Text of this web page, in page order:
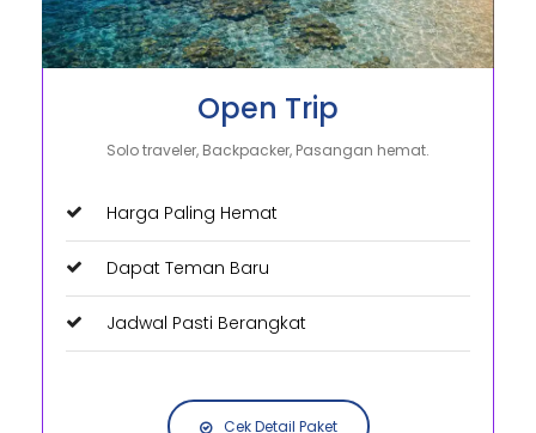
Open Trip
Solo traveler, Backpacker, Pasangan hemat.
Harga Paling Hemat
Dapat Teman Baru
Jadwal Pasti Berangkat
Cek Detail Paket